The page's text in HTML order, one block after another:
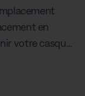
en
votre casque